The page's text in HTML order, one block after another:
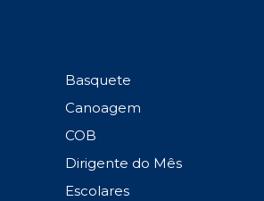
Basquete
Canoagem
COB
Dirigente do Mês
Escolares